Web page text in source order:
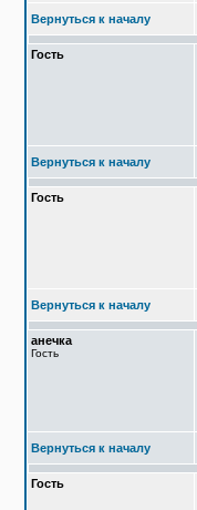
Вернуться к началу
Гость
Вернуться к началу
Гость
Вернуться к началу
анечка
Гость
Вернуться к началу
Гость